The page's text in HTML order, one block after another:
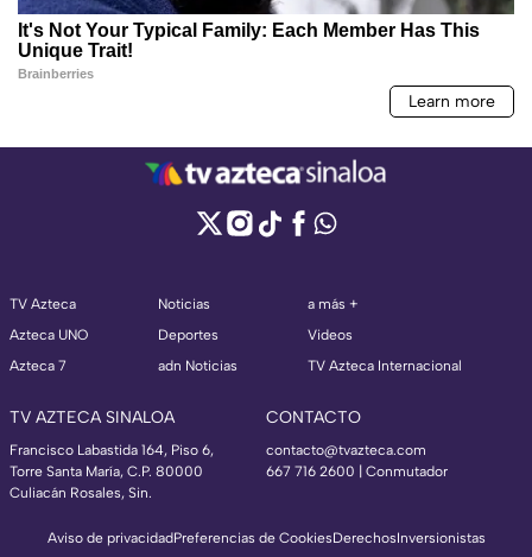
TV Azteca
Azteca UNO
Azteca 7
Noticias
Deportes
adn Noticias
a más +
Videos
TV Azteca Internacional
TV AZTECA SINALOA
Francisco Labastida 164, Piso 6,
Torre Santa María, C.P. 80000
Culiacán Rosales, Sin.
CONTACTO
contacto@tvazteca.com
667 716 2600 | Conmutador
Aviso de privacidadPreferencias de CookiesDerechosInversionistas